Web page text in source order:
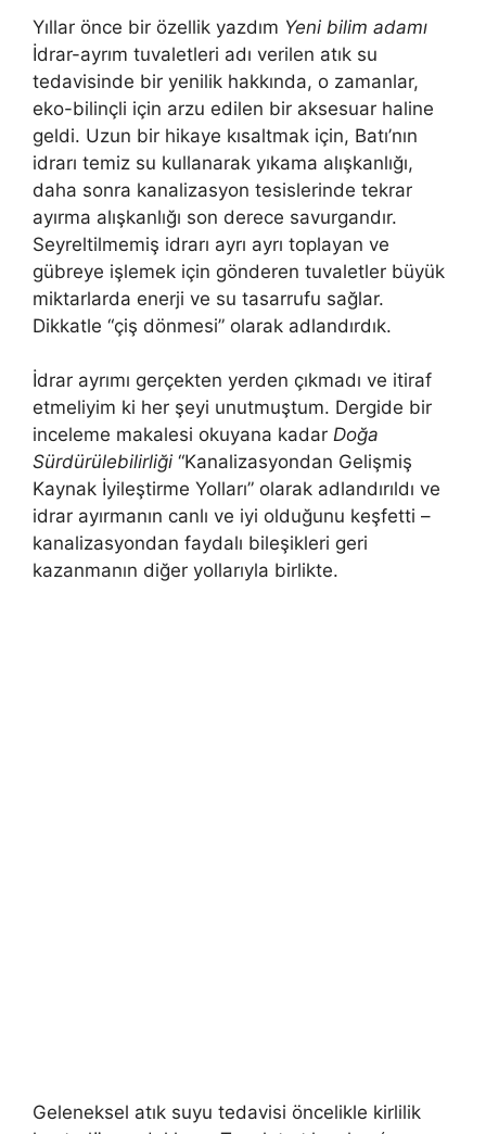
Yıllar önce bir özellik yazdım Yeni bilim adamı
İdrar-ayrım tuvaletleri adı verilen atık su
tedavisinde bir yenilik hakkında, o zamanlar,
eko-bilinçli için arzu edilen bir aksesuar haline
geldi. Uzun bir hikaye kısaltmak için, Batı’nın
idrarı temiz su kullanarak yıkama alışkanlığı,
daha sonra kanalizasyon tesislerinde tekrar
ayırma alışkanlığı son derece savurgandır.
Seyreltilmemiş idrarı ayrı ayrı toplayan ve
gübreye işlemek için gönderen tuvaletler büyük
miktarlarda enerji ve su tasarrufu sağlar.
Dikkatle “çiş dönmesi” olarak adlandırdık.
İdrar ayrımı gerçekten yerden çıkmadı ve itiraf
etmeliyim ki her şeyi unutmuştum. Dergide bir
inceleme makalesi okuyana kadar Doğa
Sürdürülebilirliği “Kanalizasyondan Gelişmiş
Kaynak İyileştirme Yolları” olarak adlandırıldı ve
idrar ayırmanın canlı ve iyi olduğunu keşfetti –
kanalizasyondan faydalı bileşikleri geri
kazanmanın diğer yollarıyla birlikte.
Geleneksel atık suyu tedavisi öncelikle kirlilik